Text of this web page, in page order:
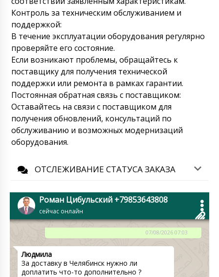
Контроль за техническим обслуживанием и
поддержкой:
В течение эксплуатации оборудования регулярно
проверяйте его состояние.
Если возникают проблемы, обращайтесь к
поставщику для получения технической
поддержки или ремонта в рамках гарантии.
Постоянная обратная связь с поставщиком:
Оставайтесь на связи с поставщиком для
получения обновлений, консультаций по
обслуживанию и возможных модернизаций
оборудования.
ОТСЛЕЖИВАНИЕ СТАТУСА ЗАКАЗА
Роман Цибульский +79853643808
сейчас онлайн
Аяна
При покупке гранулятора порошков
центробежного типа RY-200 я просил
провести испытания на нашем порошке
Роман Цибульский
Здравствуйте Аяна, Прошу вас отправить 2
кг вашего сырья в адрес, который вам
сообщила Наталья. После испытания
инженер сообщит вам о результатах.
07/08/2026 06:52
Валерий
Упаковочная машина в пакеты флоу-пак
Здравствуйте Валерий, Ваше
оборудование проходит таможенное
оформление. как и договаривались с вами
свяжется менеджер Наталья
07/08/2026 07:03
Людмила
За доставку в Челябинск нужно ли
доплатить что-то дополнительно ?